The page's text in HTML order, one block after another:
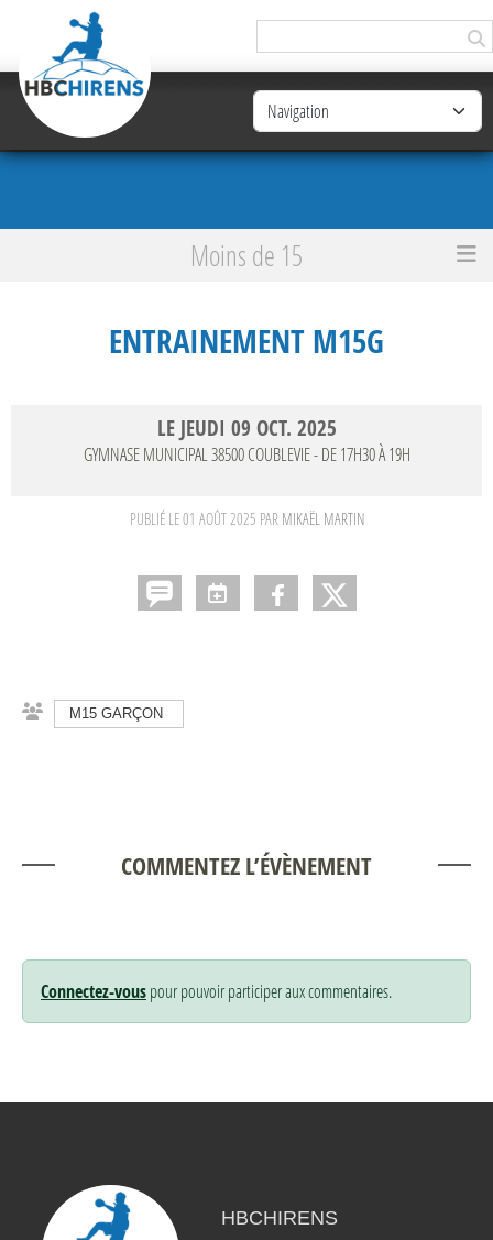
Moins de 15
Entrainement M15G
ENTRAINEMENT M15G
LE JEUDI 09 OCT. 2025
GYMNASE MUNICIPAL 38500 COUBLEVIE- DE 17H30 À 19H
PUBLIÉ LE01 AOÛT 2025 PAR MIKAËL MARTIN
M15 GARÇON
COMMENTEZ L’ÉVÈNEMENT
Connectez-vouspour pouvoir participer aux commentaires.
HBCHIRENS
Panneau de gestion des cookies